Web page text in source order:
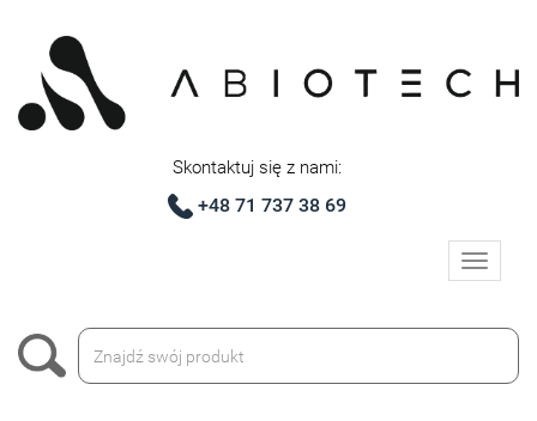
Skontaktuj się z nami:
+48 71 737 38 69
Toggle